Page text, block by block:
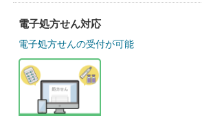
電子処方せん対応
電子処方せんの受付が可能